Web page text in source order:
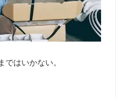
ではいかない。